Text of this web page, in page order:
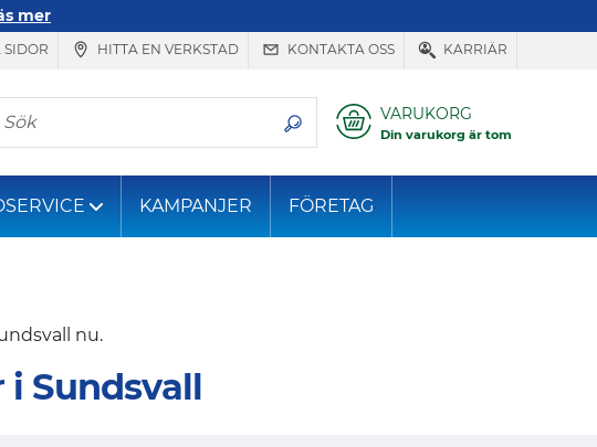
mer
SIDOR HITTA EN VERKSTAD KONTAKTA OSS KARRIÄR
Sök VARUKORG
Din varukorg är tom
KAMPANJER FÖRETAG
nu.
Sundsvall